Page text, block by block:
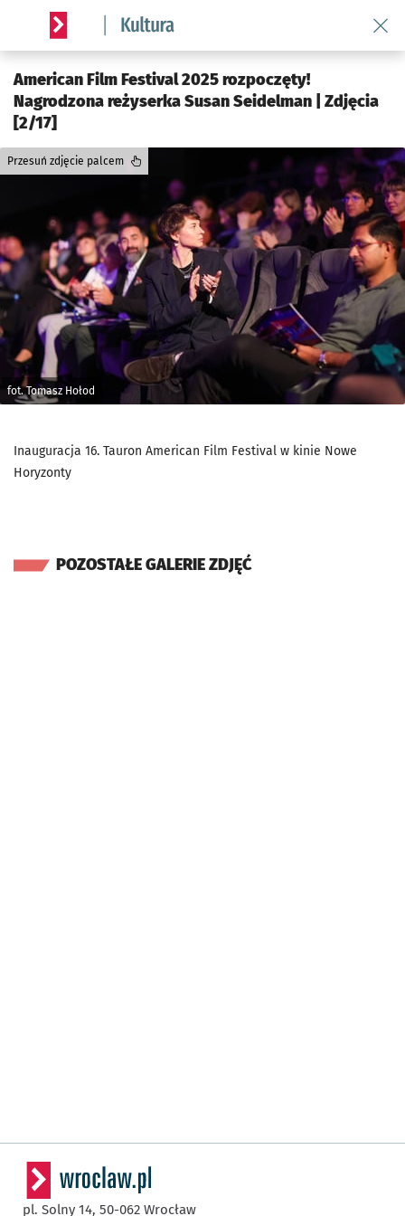
Serwis informacyjny wroclaw.pl podserwis: Kultura
American Film Festival 2025 rozpoczęty!
Nagrodzona reżyserka Susan Seidelman | Zdjęcia
[2/17]
fot. Tomasz Hołod
Przesuń zdjęcie palcem
Inauguracja 16. Tauron American Film Festival w kinie Nowe
Horyzonty
POZOSTAŁE GALERIE ZDJĘĆ
pl. Solny 14, 50-062 Wrocław